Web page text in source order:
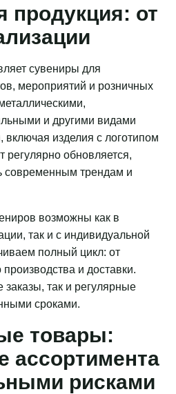
продукция: от
сувениры для
мероприятий и розничных
и другими видами
включая изделия с логотипом
регулярно обновляется,
современным трендам и
возможны как в
так и с индивидуальной
полный цикл: от
и доставки.
так и регулярные
сроками.
товары:
ассортимента
рисками